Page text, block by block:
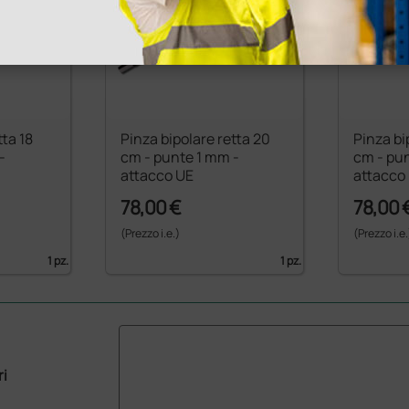
18
1 pz.
Pinza bipolare retta 20
cm - punte 1 mm -
attacco UE
78,00 €
(Prezzo i.e.)
1 pz.
Pinza
cm -
attacco
78,00
(Prezzo